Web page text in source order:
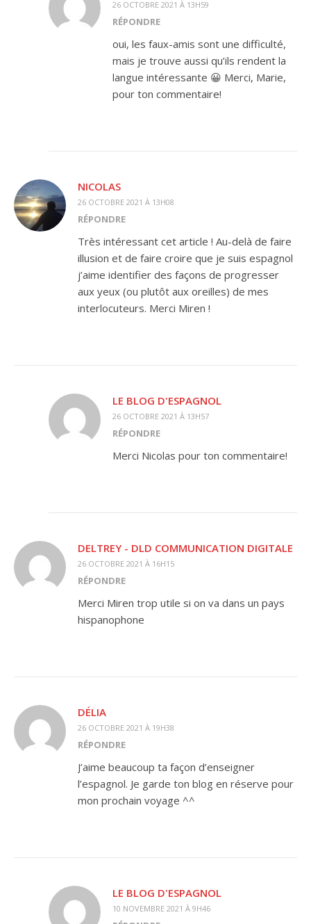
26 OCTOBRE 2021 À 13H59
RÉPONDRE
oui, les faux-amis sont une difficulté,
mais je trouve aussi qu’ils rendent la
langue intéressante 😀 Merci, Marie,
pour ton commentaire!
NICOLAS
26 OCTOBRE 2021 À 13H08
RÉPONDRE
Très intéressant cet article ! Au-delà de faire
illusion et de faire croire que je suis espagnol
j’aime identifier des façons de progresser
aux yeux (ou plutôt aux oreilles) de mes
interlocuteurs. Merci Miren !
LE BLOG D'ESPAGNOL
26 OCTOBRE 2021 À 13H57
RÉPONDRE
Merci Nicolas pour ton commentaire!
DELTREY - DLD COMMUNICATION DIGITALE
26 OCTOBRE 2021 À 16H15
RÉPONDRE
Merci Miren trop utile si on va dans un pays
hispanophone
DÉLIA
26 OCTOBRE 2021 À 19H38
RÉPONDRE
J’aime beaucoup ta façon d’enseigner
l’espagnol. Je garde ton blog en réserve pour
mon prochain voyage ^^
LE BLOG D'ESPAGNOL
10 NOVEMBRE 2021 À 9H46